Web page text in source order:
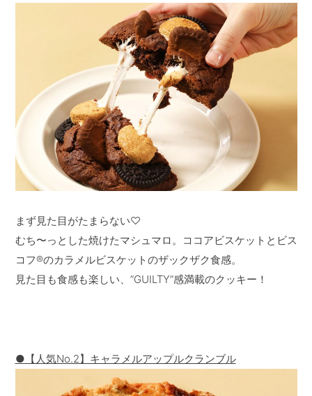
まず見た目がたまらない♡
むち〜っとした焼けたマシュマロ。ココアビスケットとビス
コフ®️のカラメルビスケットのザックザク食感。
見た目も食感も楽しい、”GUILTY”感満載のクッキー！
●【人気No.2】キャラメルアップルクランブル